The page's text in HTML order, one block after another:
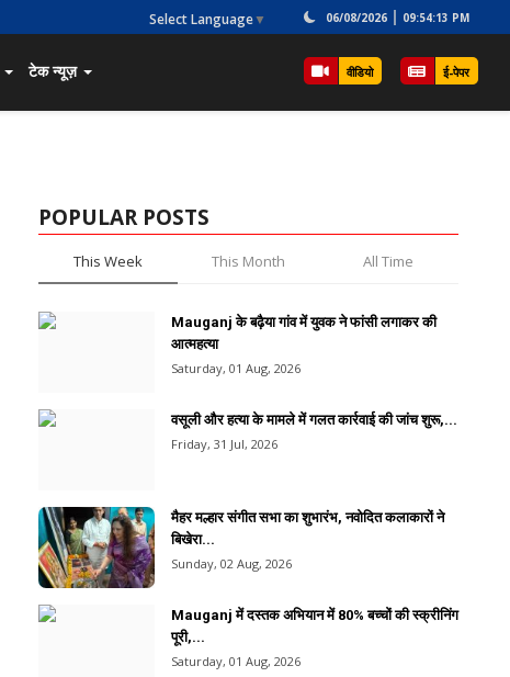
Select Language▼ 06/08/2026 09:54:13 PM
टेक न्यूज़ वीडियो ई-पेपर
POPULAR POSTS
This Week This Month All Time
Mauganj के बढ़ैया गांव में युवक ने फांसी लगाकर की
आत्महत्या
Saturday, 01 Aug, 2026
वसूली और हत्या के मामले में गलत कार्रवाई की जांच शुरू,...
Friday, 31 Jul, 2026
मैहर मल्हार संगीत सभा का शुभारंभ, नवोदित कलाकारों ने
बिखेरा...
Sunday, 02 Aug, 2026
Mauganj में दस्तक अभियान में 80% बच्चों की स्क्रीनिंग
पूरी,...
Saturday, 01 Aug, 2026